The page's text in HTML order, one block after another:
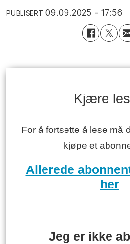
PUBLISERT 09.09.2025 - 17:56
Kjære
For å fortsette å lese må
kjøpe et
Allerede
her
Jeg er ikke